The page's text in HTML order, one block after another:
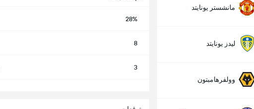
مانشستر يونايتد
ليدز يونايتد
وولفرهامبتون
28%
8
3